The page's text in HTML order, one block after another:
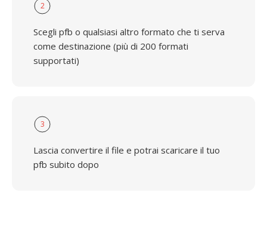
2
Scegli pfb o qualsiasi altro formato che ti serva
come destinazione (più di 200 formati
supportati)
3
Lascia convertire il file e potrai scaricare il tuo
pfb subito dopo